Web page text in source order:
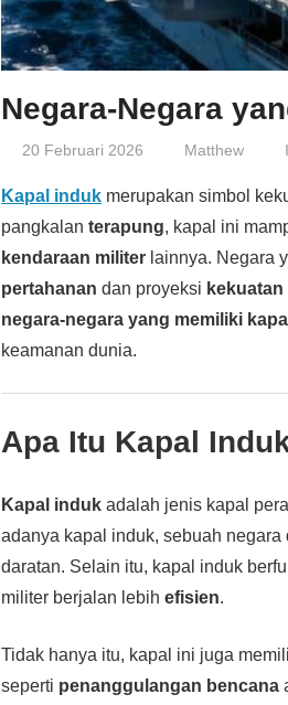
Negara-Negara
20 Februari 2026 Matthew
Kapal induk merupakan simbol
pangkalanterapung, kapal ini
kendaraan militer lainnya. Negara
pertahanan dan proyeksi kekuatan
negara-negara yang memiliki
keamanan dunia.
Apa Itu Kapal
Kapal induk adalah jenis kapal
adanya kapal induk, sebuah negara
daratan. Selain itu, kapal induk
militer berjalan lebihefisien.
Tidak hanya itu, kapal ini juga
seperti penanggulangan bencana